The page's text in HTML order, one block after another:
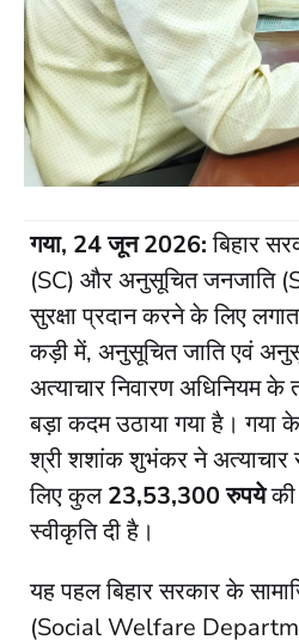
गया, 24 जून 2026:बिहार
(SC) और अनुसूचित जनजाति
सुरक्षा प्रदान करने के लिए
कड़ी में, अनुसूचित जाति एवं
अत्याचार निवारण अधिनियम
बड़ा कदम उठाया गया है। गया
श्री शशांक शुभंकर ने अत्याचार
लिए कुल23,53,300 रुपयेकी
स्वीकृति दी है।
​यह पहल बिहार सरकार के
(Social Welfare